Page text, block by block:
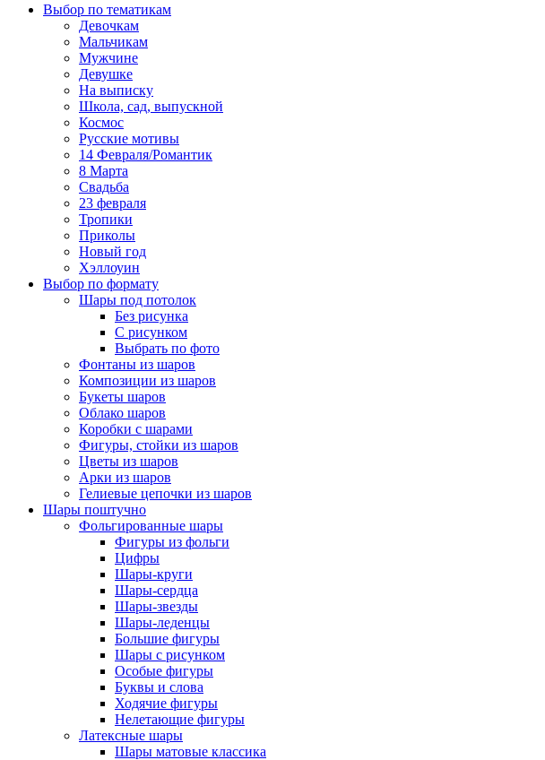
Выбор по тематикам
Девочкам
Мальчикам
Мужчине
Девушке
На выписку
Школа, сад, выпускной
Космос
Русские мотивы
14 Февраля/Романтик
8 Марта
Свадьба
23 февраля
Тропики
Приколы
Новый год
Хэллоуин
Выбор по формату
Шары под потолок
Без рисунка
С рисунком
Выбрать по фото
Фонтаны из шаров
Композиции из шаров
Букеты шаров
Облако шаров
Коробки с шарами
Фигуры, стойки из шаров
Цветы из шаров
Арки из шаров
Гелиевые цепочки из шаров
Шары поштучно
Фольгированные шары
Фигуры из фольги
Цифры
Шары-круги
Шары-сердца
Шары-звезды
Шары-леденцы
Большие фигуры
Шары с рисунком
Особые фигуры
Буквы и слова
Ходячие фигуры
Нелетающие фигуры
Латексные шары
Шары матовые классика